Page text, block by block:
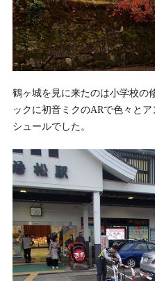
鶴ヶ城を見に来たのは小学校の
ックに初音ミクのARで色々と
シュールでした。